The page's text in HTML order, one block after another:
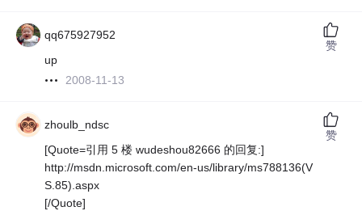
qq675927952
up
2008-11-13
赞
zhoulb_ndsc
[Quote=引用 5 楼 wudeshou82666 的回复:]
http://msdn.microsoft.com/en-us/library/ms788136(V
S.85).aspx
[/Quote]
赞